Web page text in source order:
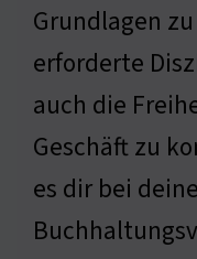
Grundlagen
erforderte
auch die
Geschäft zu
es dir bei